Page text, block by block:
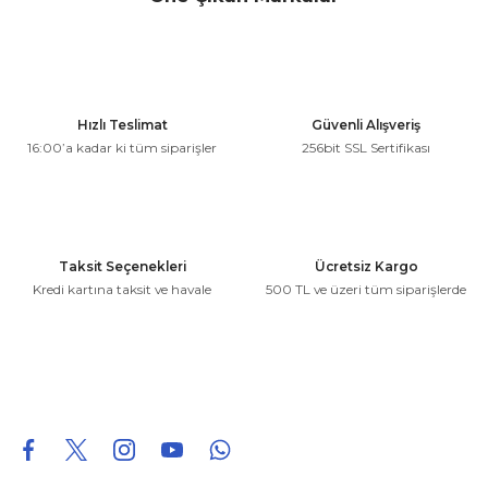
konularda yetersiz gördüğünüz noktaları öneri formunu
Hızlı Teslimat
16:00’a kadar ki tüm siparişler
Güvenli Alışveriş
256bit SSL Sertifikası
Taksit Seçenekleri
Kredi kartına taksit ve havale
Ücretsiz Kargo
500 TL ve üzeri tüm siparişlerde